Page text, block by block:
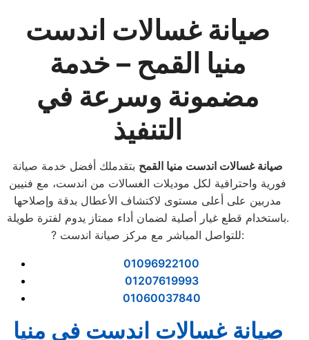
صيانة غسالات اندست
منيا القمح – خدمة
مضمونة وسرعة في
التنفيذ
صيانة غسالات اندست منيا القمح بتقدملك أفضل خدمة صيانة
فورية واحترافية لكل موديلات الغسالات من اندست، مع فنيين
مدربين على أعلى مستوى لاكتشاف الأعطال بدقة وإصلاحها
باستخدام قطع غيار أصلية لضمان أداء ممتاز يدوم لفترة طويلة.
? للتواصل المباشر مع مركز صيانة اندست:
01096922100
01207619993
01060037840
صيانة غسالات اندست في منيا